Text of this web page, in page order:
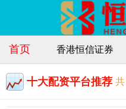
首页 香港恒信证券
十大配资平台推荐 共